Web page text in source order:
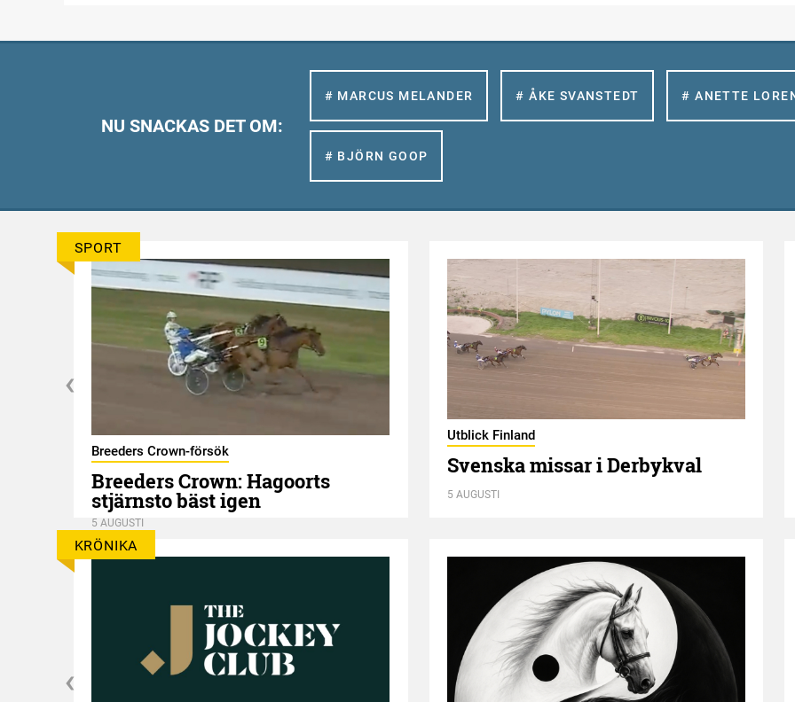
NU SNACKAS DET OM:
# MARCUS MELANDER # ÅKE SVANSTEDT # ANETTE
# BJÖRN GOOP
SPORT
Breeders Crown-försök
Breeders Crown: Hagoorts
stjärnsto bäst igen
5 AUGUSTI
Utblick Finland
Svenska missar i Derbykval
5 AUGUSTI
KRÖNIKA